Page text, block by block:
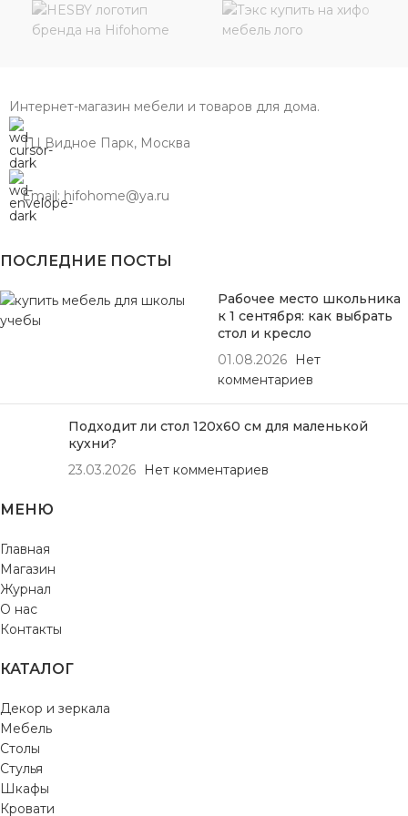
Интернет-магазин мебели и товаров для дома.
ТЦ Видное Парк, Москва
Email: hifohome@ya.ru
ПОСЛЕДНИЕ ПОСТЫ
Рабочее место школьника
к 1 сентября: как выбрать
стол и кресло
01.08.2026
Нет
комментариев
Подходит ли стол 120х60 см для маленькой
кухни?
23.03.2026
Нет комментариев
МЕНЮ
Главная
Магазин
Журнал
О нас
Контакты
КАТАЛОГ
Декор и зеркала
Мебель
Столы
Стулья
Шкафы
Кровати